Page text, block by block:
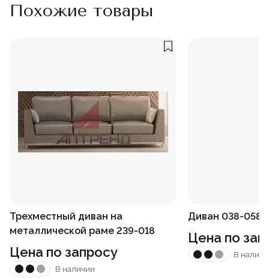
Похожие товары
Трехместный диван на
металлической раме 239-018
Цена по запросу
В наличии
Диван 038-058
Цена по
В